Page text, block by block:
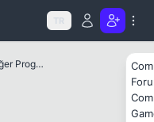
TR
iSro Ücretsiz Botlar ve Diğer Programlar